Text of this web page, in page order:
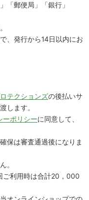
「郵便局」「銀行」
、発行から14日以内にお
テクションズの後払いサ
します。
ーポリシーに同意して、
保は審査通過後になりま
。
ご利用時は合計20，000